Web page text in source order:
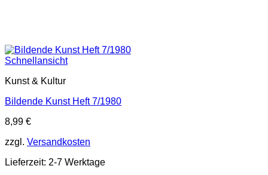
Schnellansicht
Kunst & Kultur
Bildende Kunst Heft 7/1980
8,99 €
zzgl. Versandkosten
Lieferzeit: 2-7 Werktage